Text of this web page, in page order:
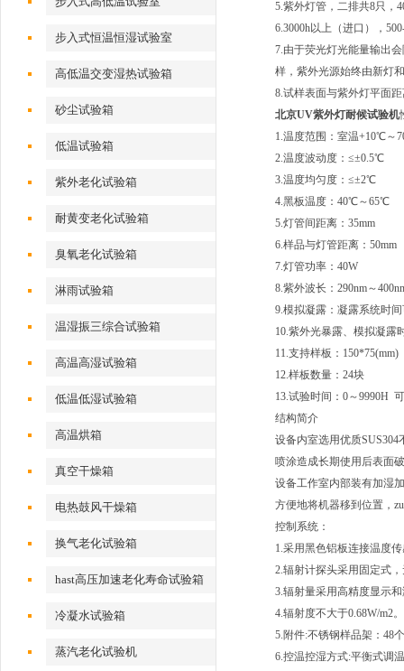
步入式恒温恒湿试验室
高低温交变湿热试验箱
砂尘试验箱
低温试验箱
紫外老化试验箱
耐黄变老化试验箱
臭氧老化试验箱
淋雨试验箱
温湿振三综合试验箱
高温高湿试验箱
低温低湿试验箱
高温烘箱
真空干燥箱
电热鼓风干燥箱
换气老化试验箱
hast高压加速老化寿命试验箱
冷凝水试验箱
蒸汽老化试验机
5.紫外灯管，二排共8只，
6.3000h以上（进口），
7.由于荧光灯光能量输出
样，紫外光源始终由新灯
8.试样表面与紫外灯平面
北京UV紫外灯耐候试验机
1.温度范围：室温+10℃～
2.温度波动度：≤±0.5℃
3.温度均匀度：≤±2℃
4.黑板温度：40℃～65℃
5.灯管间距离：35mm
6.样品与灯管距离：50mm
7.灯管功率：40W
8.紫外波长：290nm～
9.模拟凝露：凝露系统时
10.紫外光暴露、模拟凝露
11.支持样板：150*75(mm)
12.样板数量：24块
13.试验时间：0～9990H
结构简介
设备内室选用优质
喷涂造成长期使用后表面
设备工作室内部装有加湿
方便地将机器移到位置，
控制系统：
1.采用黑色铝板连接温度
2.辐射计探头采用固定式
3.辐射量采用高精度显示
4.辐射度不大于0.68W/m2。
5.附件:不锈钢样品架：48
6.控温控湿方式:平衡式调